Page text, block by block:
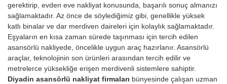
gerektirip, evden eve nakliyat konusunda, başarılı sonuç almanızı
sağlamaktadır. Az önce de söylediğimiz gibi, genellikle yüksek
katlı binalar ve dar merdiven daireleri için kolaylık sağlamaktadır.
Eşyaların en kısa zaman sürede taşınması için tercih edilen
asansörlü nakliyede, öncelikle uygun araç hazırlanır. Asansörlü
araçlar, teknolojinin son ürünleri arasından tercih edilir ve
metrelerce yüksekliğe erişen merdivenli sistemlere sahiptir.
Diyadin asansörlü nakliyat firmaları bünyesinde çalışan uzman